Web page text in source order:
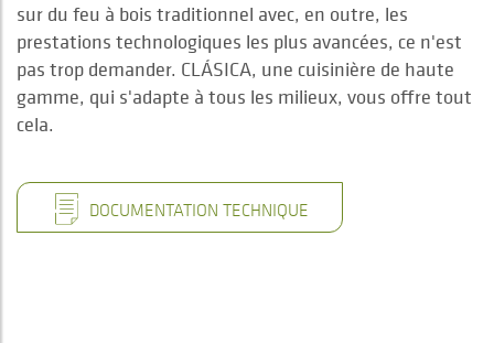
sur du feu à bois traditionnel avec, en outre, les
prestations technologiques les plus avancées, ce n'est
pas trop demander. CLÁSICA, une cuisinière de haute
gamme, qui s'adapte à tous les milieux, vous offre tout
cela.
DOCUMENTATION TECHNIQUE